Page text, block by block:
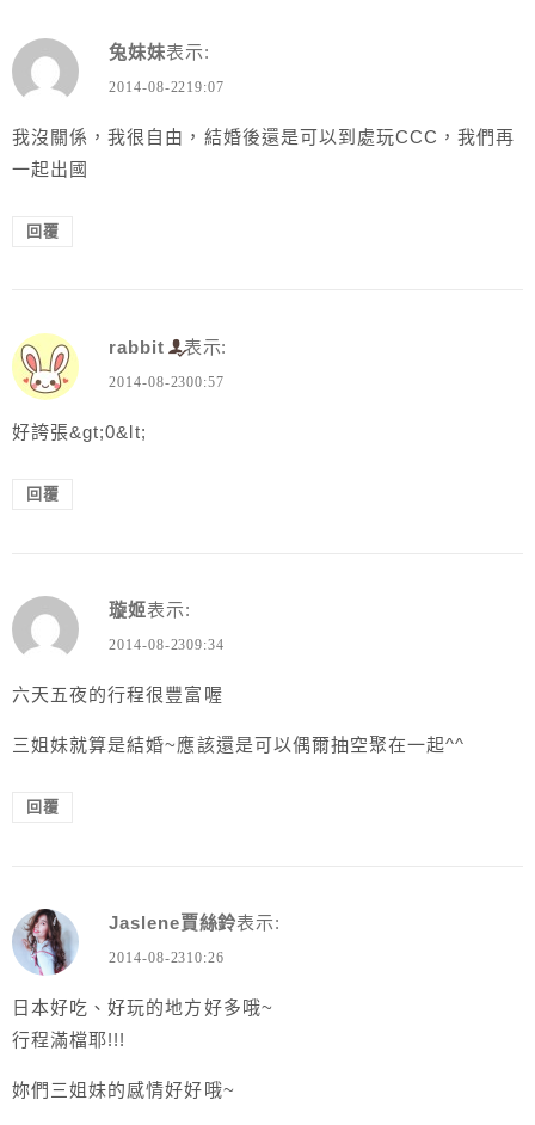
兔妹妹表示:
2014-08-2219:07
我沒關係，我很自由，結婚後還是可以到處玩CCC，我們再
一起出國
回覆
rabbit 表示:
2014-08-2300:57
好誇張&gt;0&lt;
回覆
璇姬表示:
2014-08-2309:34
六天五夜的行程很豐富喔
三姐妹就算是結婚~應該還是可以偶爾抽空聚在一起^^
回覆
Jaslene賈絲鈴表示:
2014-08-2310:26
日本好吃、好玩的地方好多哦~
行程滿檔耶!!!
妳們三姐妹的感情好好哦~